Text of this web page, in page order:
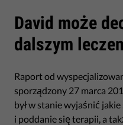
David może
dalszym
Raport od
sporządzony 27 marca
był w stanie wyjaśnić
i poddanie się terapii, a